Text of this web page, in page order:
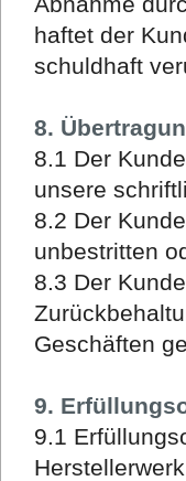
haftet der
schuldhaft
8.
8.1 Der
unsere
8.2 Der
unbestritten
8.3 Der
Geschäften
9.
9.1